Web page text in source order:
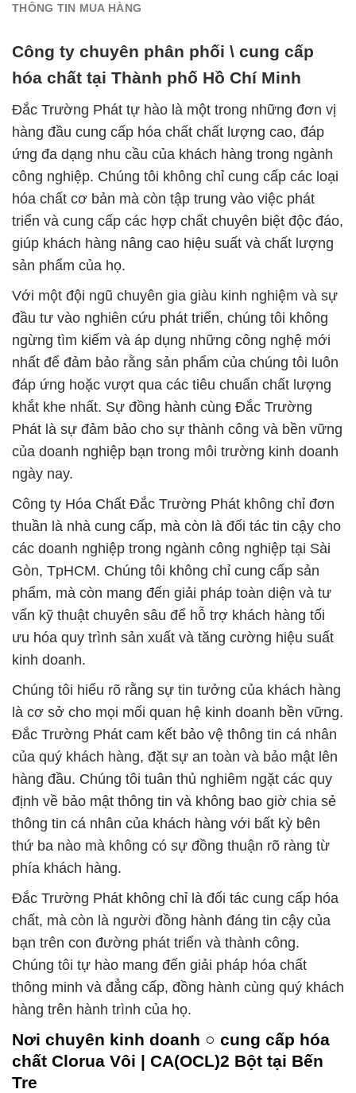
THÔNG TIN MUA HÀNG
Công ty chuyên phân phối \ cung cấp
hóa chất tại Thành phố Hồ Chí Minh
Đắc Trường Phát tự hào là một trong những đơn vị
hàng đầu cung cấp hóa chất chất lượng cao, đáp
ứng đa dạng nhu cầu của khách hàng trong ngành
công nghiệp. Chúng tôi không chỉ cung cấp các loại
hóa chất cơ bản mà còn tập trung vào việc phát
triển và cung cấp các hợp chất chuyên biệt độc đáo,
giúp khách hàng nâng cao hiệu suất và chất lượng
sản phẩm của họ.
Với một đội ngũ chuyên gia giàu kinh nghiệm và sự
đầu tư vào nghiên cứu phát triển, chúng tôi không
ngừng tìm kiếm và áp dụng những công nghệ mới
nhất để đảm bảo rằng sản phẩm của chúng tôi luôn
đáp ứng hoặc vượt qua các tiêu chuẩn chất lượng
khắt khe nhất. Sự đồng hành cùng Đắc Trường
Phát là sự đảm bảo cho sự thành công và bền vững
của doanh nghiệp bạn trong môi trường kinh doanh
ngày nay.
Công ty Hóa Chất Đắc Trường Phát không chỉ đơn
thuần là nhà cung cấp, mà còn là đối tác tin cậy cho
các doanh nghiệp trong ngành công nghiệp tại Sài
Gòn, TpHCM. Chúng tôi không chỉ cung cấp sản
phẩm, mà còn mang đến giải pháp toàn diện và tư
vấn kỹ thuật chuyên sâu để hỗ trợ khách hàng tối
ưu hóa quy trình sản xuất và tăng cường hiệu suất
kinh doanh.
Chúng tôi hiểu rõ rằng sự tin tưởng của khách hàng
là cơ sở cho mọi mối quan hệ kinh doanh bền vững.
Đắc Trường Phát cam kết bảo vệ thông tin cá nhân
của quý khách hàng, đặt sự an toàn và bảo mật lên
hàng đầu. Chúng tôi tuân thủ nghiêm ngặt các quy
định về bảo mật thông tin và không bao giờ chia sẻ
thông tin cá nhân của khách hàng với bất kỳ bên
thứ ba nào mà không có sự đồng thuận rõ ràng từ
phía khách hàng.
Đắc Trường Phát không chỉ là đối tác cung cấp hóa
chất, mà còn là người đồng hành đáng tin cậy của
bạn trên con đường phát triển và thành công.
Chúng tôi tự hào mang đến giải pháp hóa chất
thông minh và đẳng cấp, đồng hành cùng quý khách
hàng trên hành trình của họ.
Nơi chuyên kinh doanh ○ cung cấp hóa
chất Clorua Vôi | CA(OCL)2 Bột tại Bến
Tre